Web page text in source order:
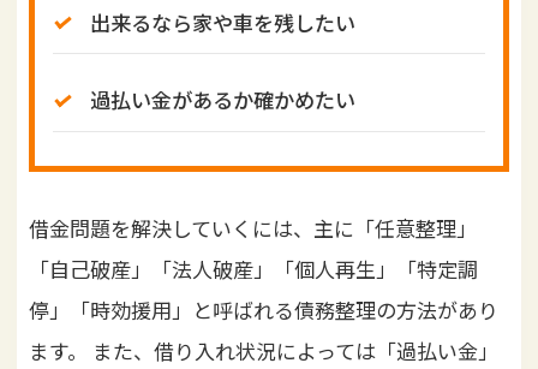
出来るなら家や車を残したい
過払い金があるか確かめたい
借金問題を解決していくには、主に「任意整理」
「自己破産」「法人破産」「個人再生」「特定調
停」「時効援用」と呼ばれる債務整理の方法があり
ます。 また、借り入れ状況によっては「過払い金」